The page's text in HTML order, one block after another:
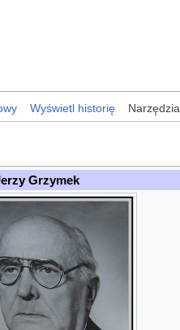
Wyświetl historię Narzędzia
Grzymek